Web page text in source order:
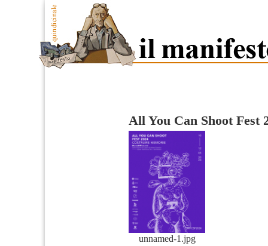
All You Can Shoot Fest
unnamed-1.jpg